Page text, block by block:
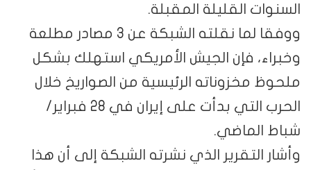
السنوات القليلة المقبلة.
ووفقا لما نقلته الشبكة عن 3 مصادر مطلعة
وخبراء، فإن الجيش الأمريكي استهلك بشكل
ملحوظ مخزوناته الرئيسية من الصواريخ خلال
الحرب التي بدأت على إيران في 28 فبراير/
شباط الماضي.
وأشار التقرير الذي نشرته الشبكة إلى أن هذا